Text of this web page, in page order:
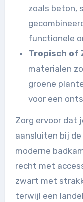
zoals beton,
functionele
Tropisch of
materialen
groene
voor een
Zorg ervoor dat
aansluiten bij
moderne
recht met
zwart met
terwijl een